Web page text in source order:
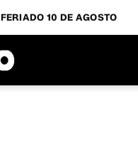
FERIADO 10 DE AGOSTO